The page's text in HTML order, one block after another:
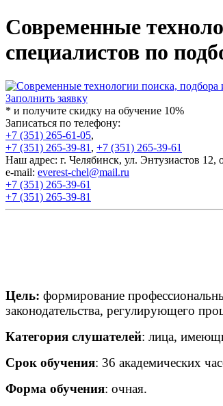
Современные
специалистов по
Заполнить заявку
* и получите скидку на обучение 10%
Записаться по телефону:
+7 (351) 265-61-05,
+7 (351) 265-39-81 , +7 (351) 265-39-61
Наш адрес: г. Челябинск, ул. Энтузиастов 12,
e-mail: everest-chel@mail.ru
+7 (351) 265-39-61
+7 (351) 265-39-81
Цель: формирование
законодательства, регулирующего
Категория слушателей: лица,
Срок обучения: 36 академических
Форма обучения: очная.